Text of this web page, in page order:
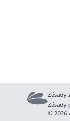
Zásady
Zásady
© 2026